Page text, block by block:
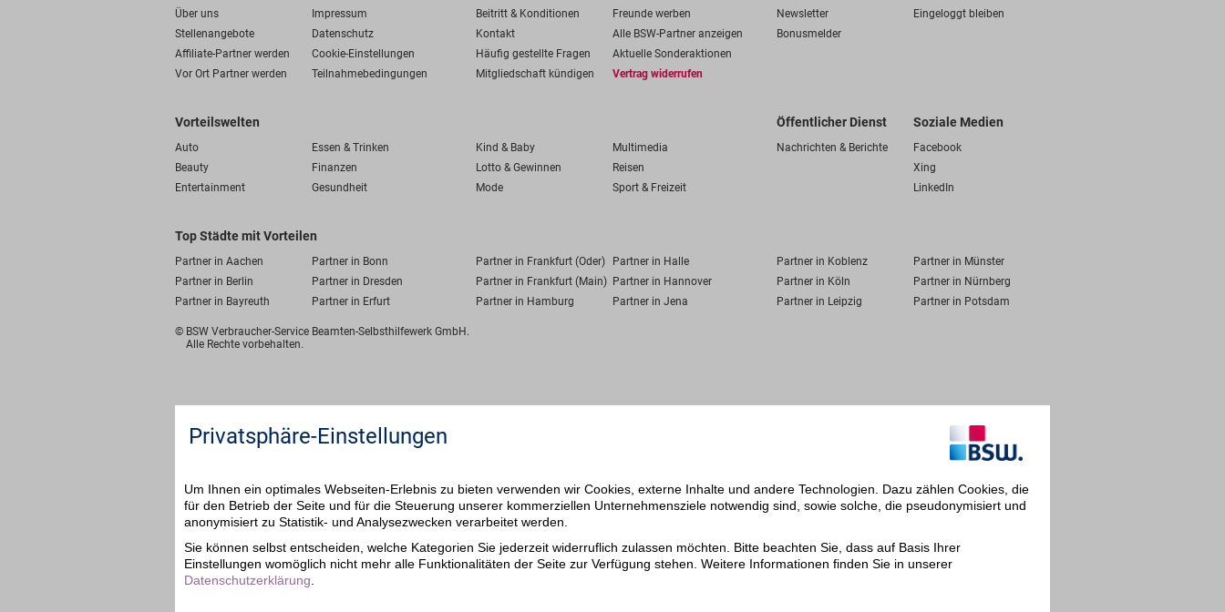
Über uns
Impressum
Stellenangebote
Datenschutz
Affiliate-Partner werden
Cookie-Einstellungen
Vor Ort Partner werden
Teilnahmebedingungen
Beitritt & Konditionen
Freunde werben
Kontakt
Alle BSW-Partner anzeigen
Häufig gestellte Fragen
Aktuelle Sonderaktionen
Mitgliedschaft kündigen
Vertrag widerrufen
Newsletter
Eingeloggt bleiben
Bonusmelder
Vorteilswelten
Auto Essen & Trinken Kind & Baby
Multimedia
Beauty
Finanzen Lotto & Gewinnen
Reisen
Entertainment
Gesundheit Mode Sport & Freizeit
Öffentlicher Dienst
Nachrichten & Berichte
Soziale Medien
Facebook
Xing
LinkedIn
Top Städte mit Vorteilen
Partner in Aachen Partner in Bonn Partner in Frankfurt (Oder) Partner in Halle Partner in Koblenz
Partner in Münster
Partner in Berlin
Partner in Dresden Partner in Frankfurt (Main) Partner in Hannover Partner in Köln
Partner in Nürnberg
Partner in Bayreuth
Partner in Erfurt Partner in Hamburg Partner in Jena Partner in Leipzig Partner in Potsdam
© BSW Verbraucher-Service Beamten-Selbsthilfewerk GmbH.
Alle Rechte vorbehalten.
Privatsphäre-Einstellungen
Um Ihnen ein optimales Webseiten-Erlebnis zu bieten verwenden wir Cookies, externe Inhalte und andere Technologien. Dazu zählen Cookies, die
für den Betrieb der Seite und für die Steuerung unserer kommerziellen Unternehmensziele notwendig sind, sowie solche, die pseudonymisiert und
anonymisiert zu Statistik- und Analysezwecken verarbeitet werden.
Sie können selbst entscheiden, welche Kategorien Sie jederzeit widerruflich zulassen möchten. Bitte beachten Sie, dass auf Basis Ihrer
Einstellungen womöglich nicht mehr alle Funktionalitäten der Seite zur Verfügung stehen. Weitere Informationen finden Sie in unserer
Datenschutzerklärung